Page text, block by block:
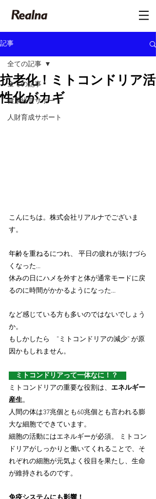
記事
全ての記事
健康経営サポート
人財育成サポート
全ての記事
抗老化！ミトコンドリア活
性化がカギ
こんにちは。株式会社リアルナでございま
す。
年齢を重ねるにつれ、 平日の疲れが抜けづら
くなった…
休みの日にハメを外すと体が通常モードに戻
るのに時間がかかるようになった…
など感じている方も多いのではないでしょう
か。
もしかしたら　”ミトコンドリアの減少” が原
因かもしれません。
ミトコンドリアって一体なに！？
ミトコンドリアの重要な役割は、 エネルギー
産生。
人間の体は37兆個とも60兆個とも言われる膨
大な細胞でできています。
細胞の活動にはエネルギーが必須。 ミトコン
ドリアがしっかりと働いてくれることで、そ
れぞれの細胞が元気よく役目を果たし、生命
が維持されるのです。